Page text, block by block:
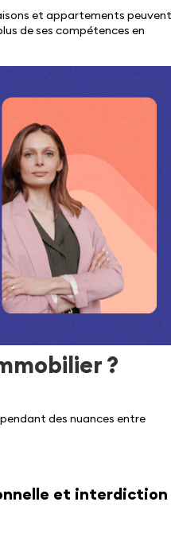
et appartements peuvent
de ses compétences en
?
des nuances entre
et interdiction